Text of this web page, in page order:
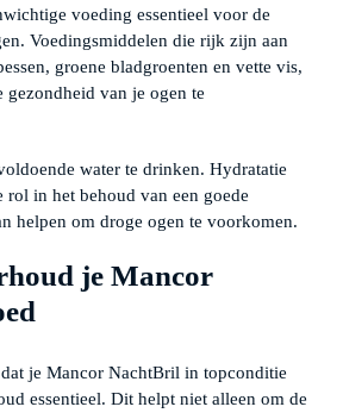
voeding essentieel voor de
Voedingsmiddelen die rijk zijn aan
groene bladgroenten en vette vis,
gezondheid van je ogen te
water te drinken. Hydratatie
rol in het behoud van een goede
helpen om droge ogen te voorkomen.
je Mancor
je Mancor NachtBril in topconditie
essentieel. Dit helpt niet alleen om de